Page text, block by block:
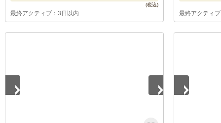
最終アクティブ：3日以内 最終アクティ